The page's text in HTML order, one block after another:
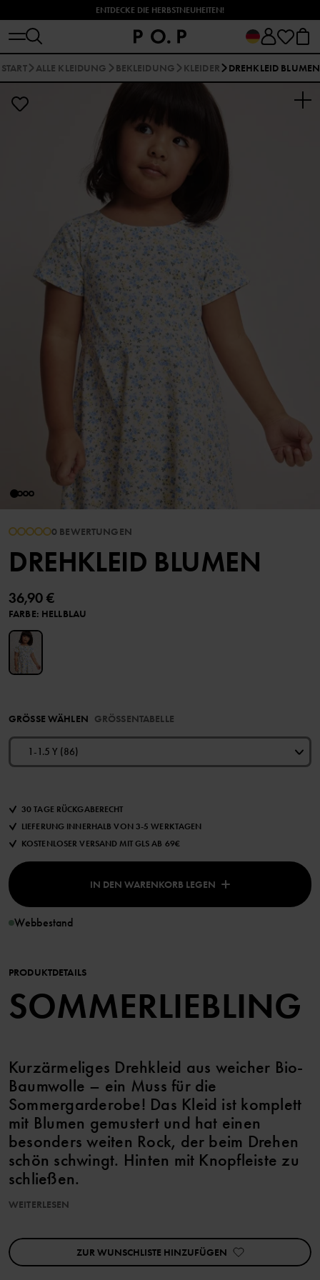
ENTDECKE DIE HERBSTNEUHEITEN!
START ALLE KLEIDUNG BEKLEIDUNG KLEIDER DREHKLEID BLUMEN
0 BEWERTUNGEN
DREHKLEID BLUMEN
36,90 €
FARBE: HELLBLAU
GRÖSSE WÄHLEN GRÖSSENTABELLE
1-1.5 Y (86)
30 TAGE RÜCKGABERECHT
LIEFERUNG INNERHALB VON 3-5 WERKTAGEN
KOSTENLOSER VERSAND MIT GLS AB 69€
IN DEN WARENKORB LEGEN
Webbestand
PRODUKTDETAILS
SOMMERLIEBLING
Kurzärmeliges Drehkleid aus weicher Bio-
Baumwolle – ein Muss für die
Sommergarderobe! Das Kleid ist komplett
mit Blumen gemustert und hat einen
besonders weiten Rock, der beim Drehen
schön schwingt. Hinten mit Knopfleiste zu
schließen.
leichteres An- und Ausziehen.
Eigenschaften:
WEITERLESEN
ZUR WUNSCHLISTE HINZUFÜGEN